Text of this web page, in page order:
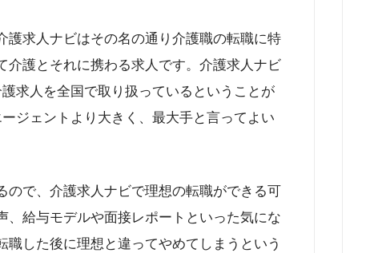
求人ナビはその名の通り介護職の転職に特
護とそれに携わる求人です。介護求人ナビ
求人を全国で取り扱っているということが
ジェントより大きく、最大手と言ってよい
で、介護求人ナビで理想の転職ができる可
給与モデルや面接レポートといった気にな
した後に理想と違ってやめてしまうという